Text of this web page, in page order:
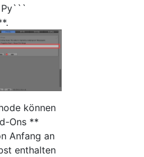
Py```
können
Ons **
Anfang an
enthalten